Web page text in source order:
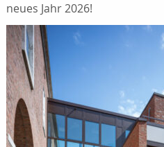
neues Jahr 2026!